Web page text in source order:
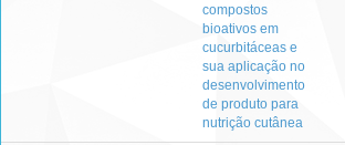
compostos
bioativos em
cucurbitáceas e
sua aplicação no
desenvolvimento
de produto para
nutrição cutânea